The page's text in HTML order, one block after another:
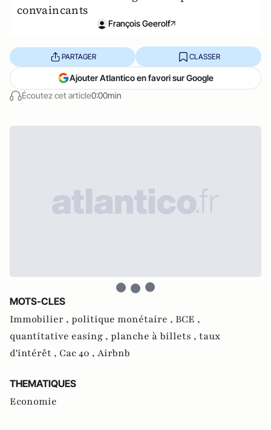
convaincants
François Geerolf
Écoutez cet article0:00min
PARTAGER CLASSER
Ajouter Atlantico en favori sur Google
MOTS-CLES
Immobilier , politique monétaire , BCE ,
quantitative easing , planche à billets , taux
d'intérêt , Cac 40 , Airbnb
THEMATIQUES
Economie